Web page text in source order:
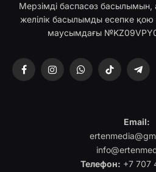
Мерзімді баспасөз басылымын,
желілік басылымды есепке
маусымдағы
FacebookInstagramWhatsAppTikTok
Email:
Телефон: +7 707